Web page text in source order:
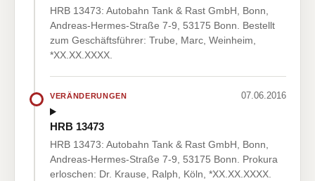
HRB 13473: Autobahn Tank & Rast GmbH, Bonn,
Andreas-Hermes-Straße 7-9, 53175 Bonn. Bestellt
zum Geschäftsführer: Trube, Marc, Weinheim,
*XX.XX.XXXX.
VERÄNDERUNGEN 07.06.2016
HRB 13473
HRB 13473: Autobahn Tank & Rast GmbH, Bonn,
Andreas-Hermes-Straße 7-9, 53175 Bonn. Prokura
erloschen: Dr. Krause, Ralph, Köln, *XX.XX.XXXX.